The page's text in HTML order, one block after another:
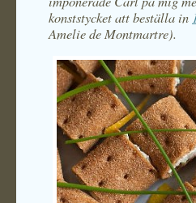
konststycket att beställa in
Amelie de Montmartre).